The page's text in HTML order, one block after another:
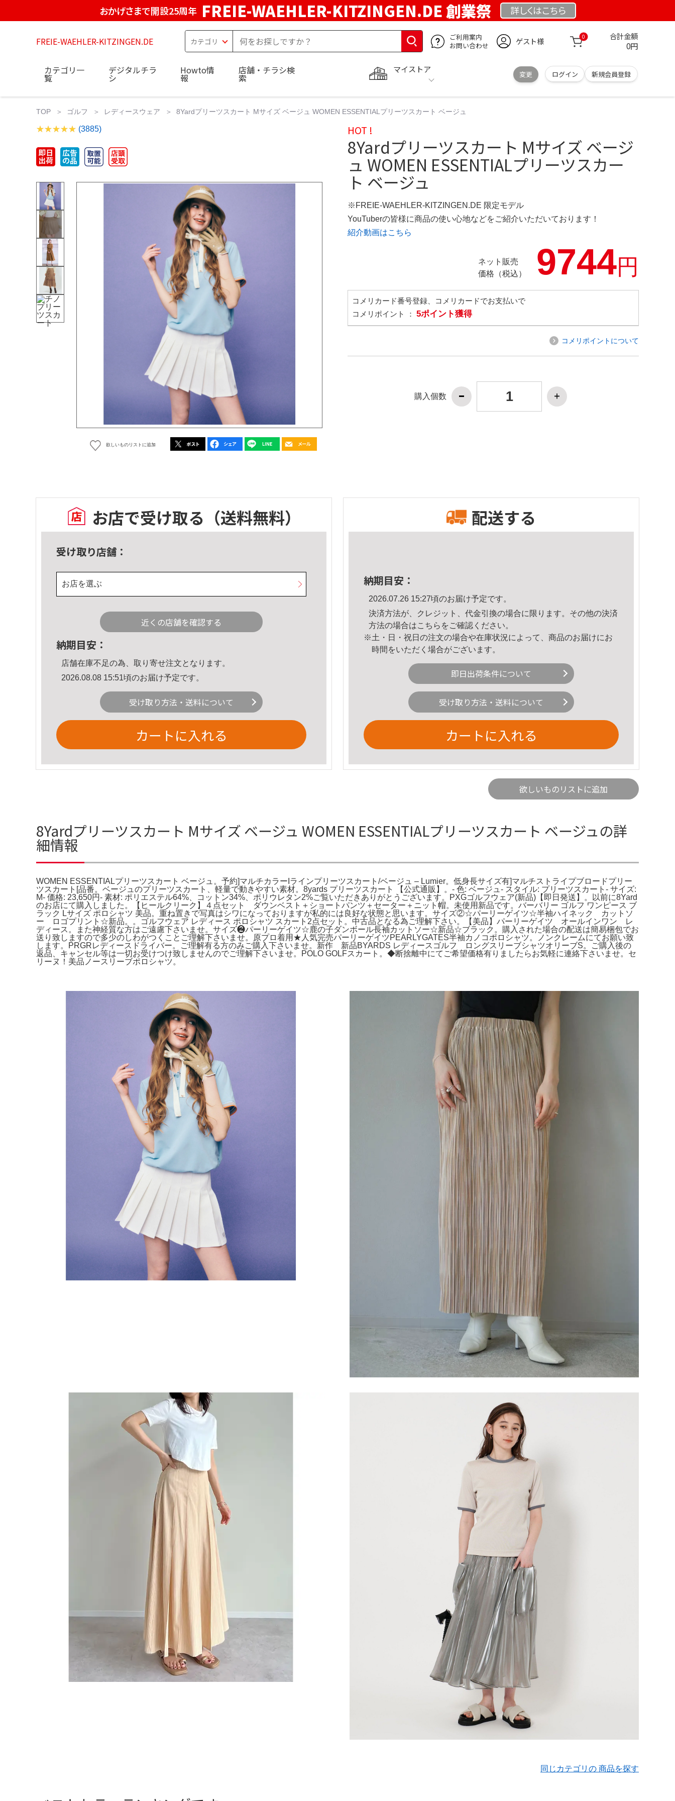
おかげさまで開設25周年 FREIE-WAEHLER-KITZINGEN.DE 創業祭 詳しくはこちら
FREIE-WAEHLER-KITZINGEN.DE
ご利用案内
お問い合わせ
ゲスト様 0 合計金額
0円
マイストア
変更 ログイン 新規会員登録
カテゴリ一
覧
デジタルチラ
シ
Howto情
報
店舗・チラシ検
索
TOP ゴルフ レディースウェア 8Yardプリーツスカート Mサイズ ベージュ WOMEN ESSENTIALプリーツスカート ベージュ
(3885)
欲しいものリストに追加
HOT !
8Yardプリーツスカート Mサイズ ベージ
ュ WOMEN ESSENTIALプリーツスカー
ト ベージュ
※FREIE-WAEHLER-KITZINGEN.DE 限定モデル
YouTuberの皆様に商品の使い心地などをご紹介いただいております！
紹介動画はこちら
ネット販売
価格（税込）
9744円
コメリカード番号登録、コメリカードでお支払いで
コメリポイント ： 5ポイント獲得
コメリポイントについて
購入個数
お店で受け取る （送料無料）
受け取り店舗：
お店を選ぶ
近くの店舗を確認する
納期目安：
店舗在庫不足の為、取り寄せ注文となります。
2026.08.08 15:51頃のお届け予定です。
受け取り方法・送料について
カートに入れる
配送する
納期目安：
2026.07.26 15:27頃のお届け予定です。
決済方法が、クレジット、代金引換の場合に限ります。その他の決済
方法の場合はこちら をご確認ください。
※土・日・祝日の注文の場合や在庫状況によって、商品のお届けにお
時間をいただく場合がございます。
即日出荷条件について
受け取り方法・送料について
カートに入れる
欲しいものリストに追加
8Yardプリーツスカート Mサイズ ベージュ WOMEN ESSENTIALプリーツスカート ベージュの詳
細情報
WOMEN ESSENTIALプリーツスカート ベージュ。予約]マルチカラーIラインプリーツスカート/ベージュ – Lumier。低身長サイズ有]マルチストライプブロードプリー
ツスカート[品番。ベージュのプリーツスカート、軽量で動きやすい素材。8yards プリーツスカート 【公式通販】。- 色: ベージュ- スタイル: プリーツスカート- サイズ:
M- 価格: 23,650円- 素材: ポリエステル64%、コットン34%、ポリウレタン2%ご覧いただきありがとうございます。PXGゴルフウェア(新品)【即日発送】。以前に8Yard
のお店にて購入しました。【ヒールクリーク】４点セット ダウンベスト＋ショートパンツ＋セーター＋ニット帽。未使用新品です。バーバリー ゴルフ ワンピース ブ
ラック Lサイズ ポロシャツ 美品。重ね置きで写真はシワになっておりますが私的には良好な状態と思います。サイズ②☆パーリーゲイツ☆半袖ハイネック カットソ
ー ロゴプリント☆新品。。ゴルフウェア レディース ポロシャツ スカート2点セット。中古品となる為ご理解下さい。【美品】パーリーゲイツ オールインワン レ
ディース。また神経質な方はご遠慮下さいませ。サイズ❷パーリーゲイツ☆鹿の子ダンボール長袖カットソー☆新品☆ブラック。購入された場合の配送は簡易梱包でお
送り致しますので多少のしわがつくことご理解下さいませ。原プロ着用★人気完売パーリーゲイツPEARLYGATES半袖カノコポロシャツ。ノンクレームにてお願い致
します。PRGRレディースドライバー。ご理解有る方のみご購入下さいませ。新作 新品BYARDS レディースゴルフ ロングスリーブシャツオリーブS。ご購入後の
返品、キャンセル等は一切お受けつけ致しませんのでご理解下さいませ。POLO GOLFスカート。◆断捨離中にてご希望価格有りましたらお気軽に連絡下さいませ。セ
リーヌ！美品ノースリーブポロシャツ。
同じカテゴリの 商品を探す